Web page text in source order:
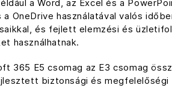
a Word, az Excel és a
a OneDrive használatával valós
és fejlett elemzési és
használhatnak.
365 E5 csomag az E3 csomag
biztonsági és megfelelőségi